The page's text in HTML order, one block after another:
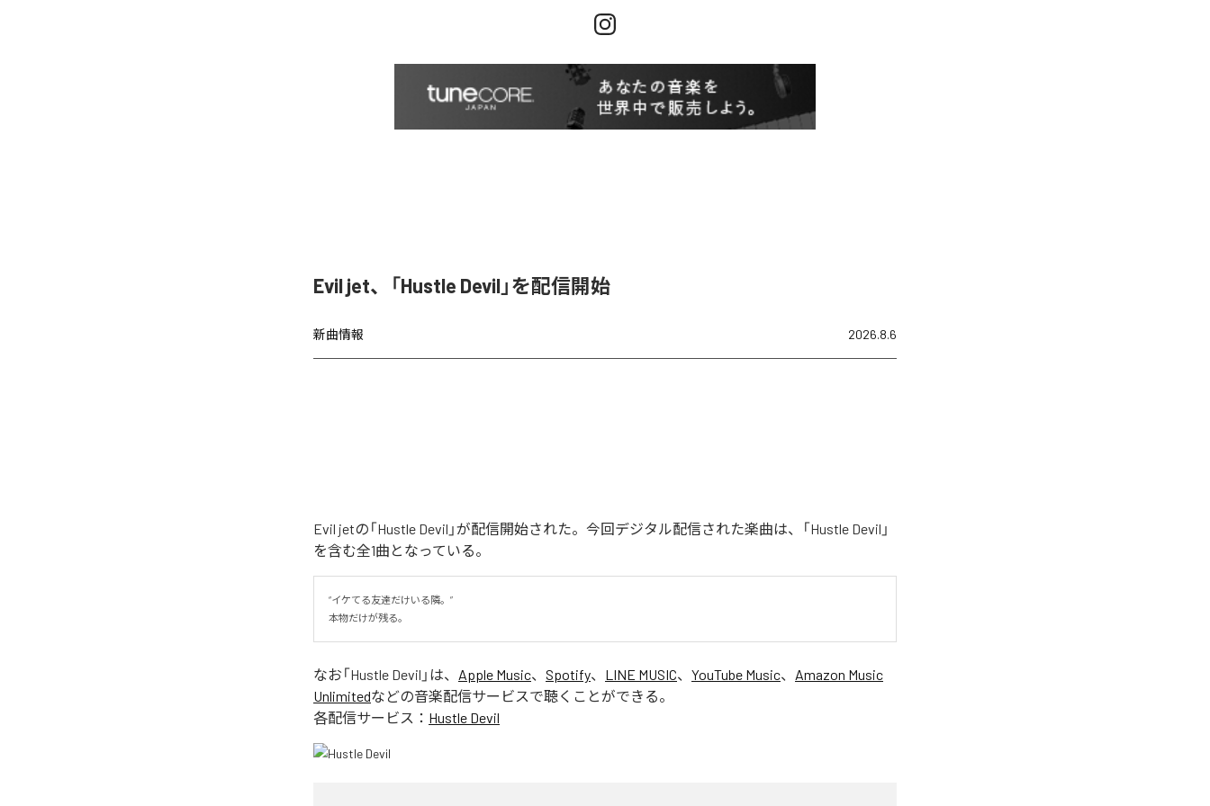
Evil jet、「Hustle Devil」を配信開始
新曲情報 2026.8.6
Evil jetの「Hustle Devil」が配信開始された。今回デジタル配信された楽曲は、「Hustle Devil」
を含む全1曲となっている。
“イケてる友達だけいる隣。”
本物だけが残る。
なお「Hustle Devil 」は、 Apple Music、 Spotify、 LINE MUSIC、 YouTube Music、 Amazon Music
Unlimitedなどの音楽配信サービスで聴くことができる。
各配信サービス： Hustle Devil